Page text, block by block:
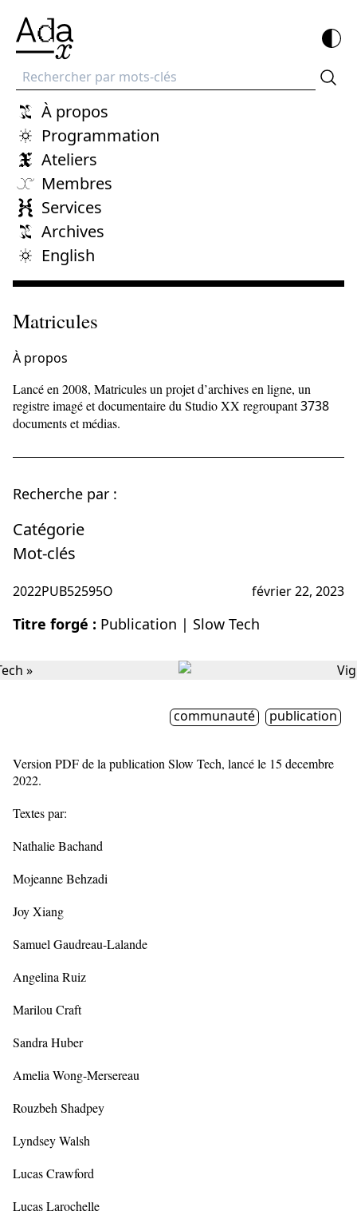
Recherche
À propos
Programmation
Ateliers
Membres
Services
Archives
English
Matricules
À propos
Lancé en 2008, Matricules un projet d’archives en ligne, un
registre imagé et documentaire du Studio XX regroupant3738
documents et médias.
Recherche par :
Catégorie
Mot-clés
2022PUB52595O février 22, 2023
Titre forgé : Publication | Slow Tech
communauté publication
Version PDF de la publication Slow Tech, lancé le 15 decembre
2022.
Textes par:
Nathalie Bachand
Mojeanne Behzadi
Joy Xiang
Samuel Gaudreau-Lalande
Angelina Ruiz
Marilou Craft
Sandra Huber
Amelia Wong-Mersereau
Rouzbeh Shadpey
Lyndsey Walsh
Lucas Crawford
Lucas Larochelle